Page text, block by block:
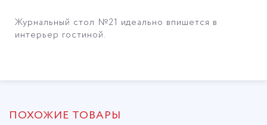
Журнальный стол №21 идеально впишется в
интерьер гостиной.
ПОХОЖИЕ ТОВАРЫ